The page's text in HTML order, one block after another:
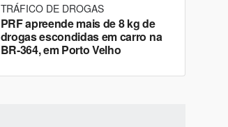
TRÁFICO DE DROGAS
PRF apreende mais de 8 kg de
drogas escondidas em carro na
BR-364, em Porto Velho